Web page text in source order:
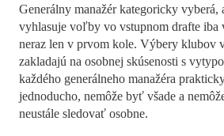
Generálny manažér kategoricky vyberá,
vyhlasuje voľby vo vstupnom drafte iba
neraz len v prvom kole. Výbery klubov
zakladajú na osobnej skúsenosti s
každého generálneho manažéra
jednoducho, nemôže byť všade a
neustále sledovať osobne.